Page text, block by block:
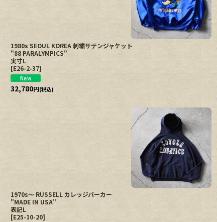
1980s SEOUL KOREA 刺繍サテンジャケット
"88 PARALYMPICS"
実寸L
[E26-2-37]
32,780円(税込)
1970s〜 RUSSELL カレッジパーカー
"MADE IN USA"
表記L
[E25-10-20]